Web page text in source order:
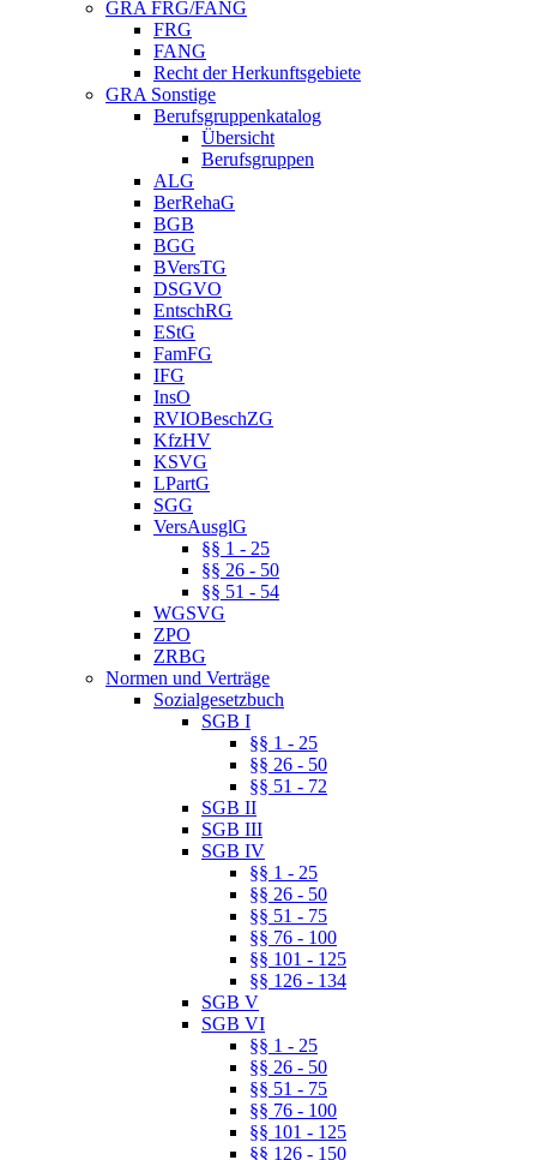
GRA FRG/FANG
FRG
FANG
Recht der Herkunftsgebiete
GRA Sonstige
Berufsgruppenkatalog
Übersicht
Berufsgruppen
ALG
BerRehaG
BGB
BGG
BVersTG
DSGVO
EntschRG
EStG
FamFG
IFG
InsO
RVIOBeschZG
KfzHV
KSVG
LPartG
SGG
VersAusglG
§§ 1 - 25
§§ 26 - 50
§§ 51 - 54
WGSVG
ZPO
ZRBG
Normen und Verträge
Sozialgesetzbuch
SGB I
§§ 1 - 25
§§ 26 - 50
§§ 51 - 72
SGB II
SGB III
SGB IV
§§ 1 - 25
§§ 26 - 50
§§ 51 - 75
§§ 76 - 100
§§ 101 - 125
§§ 126 - 134
SGB V
SGB VI
§§ 1 - 25
§§ 26 - 50
§§ 51 - 75
§§ 76 - 100
§§ 101 - 125
§§ 126 - 150